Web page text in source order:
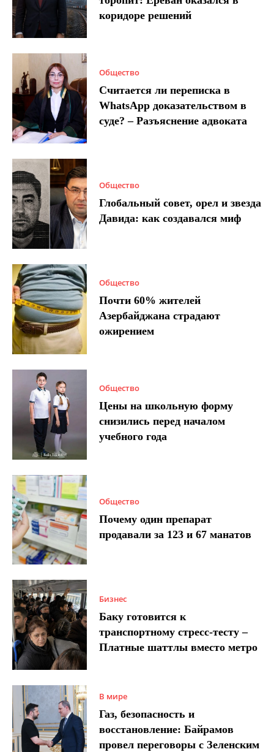
коридоре решений
Общество
Считается ли переписка в
WhatsApp доказательством в
суде? – Разъяснение адвоката
Общество
Глобальный совет, орел и звезда
Давида: как создавался миф
Общество
Почти 60% жителей
Азербайджана страдают
ожирением
Общество
Цены на школьную форму
снизились перед началом
учебного года
Общество
Почему один препарат
продавали за 123 и 67 манатов
Бизнес
Баку готовится к
транспортному стресс-тесту –
Платные шаттлы вместо метро
В мире
Газ, безопасность и
восстановление: Байрамов
провел переговоры с Зеленским